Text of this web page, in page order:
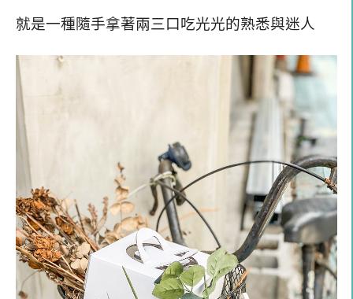
就是一種隨手拿著兩三口吃光光的熟悉與迷人